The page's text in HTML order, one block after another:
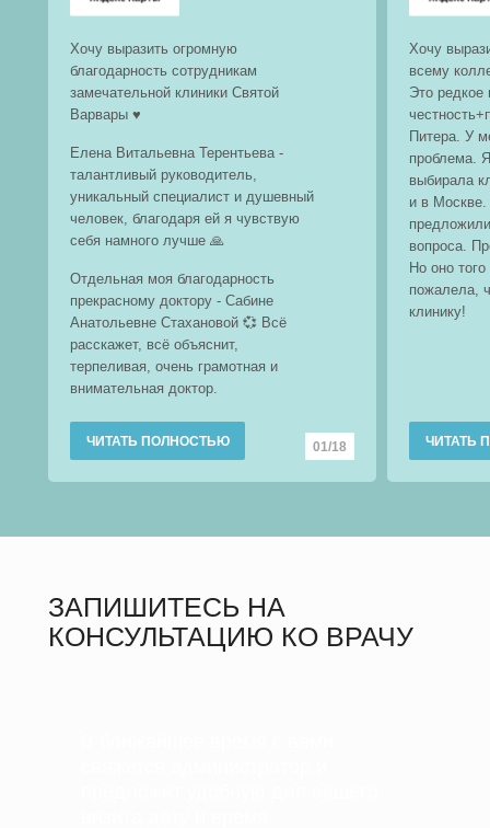
Хочу выразить огромную
благодарность сотрудникам
замечательной клиники Святой
Варвары ♥️
Елена Витальевна Терентьева -
талантливый руководитель,
уникальный специалист и душевный
человек, благодаря ей я чувствую
себя намного лучше 🙏
Отдельная моя благодарность
прекрасному доктору - Сабине
Анатольевне Стахановой 💞 Всё
расскажет, всё объяснит,
терпеливая, очень грамотная и
внимательная доктор.
ЧИТАТЬ ПОЛНОСТЬЮ 01/18
Хочу
всему
Это редкое
Питера. У
проблема.
выбирала
и в
вопроса.
Но оно
пожалела,
клинику!
ЧИТАТЬ
ЗАПИШИТЕСЬ НА
КОНСУЛЬТАЦИЮ КО ВРАЧУ